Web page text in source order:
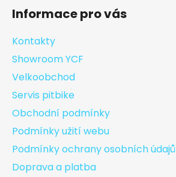
Informace pro vás
Kontakty
Showroom YCF
Velkoobchod
Servis pitbike
Obchodní podmínky
Podmínky užití webu
Podmínky ochrany osobních údajů
Doprava a platba